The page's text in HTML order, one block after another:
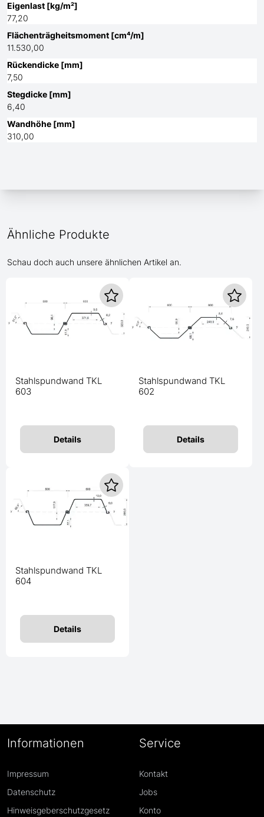
Eigenlast [kg/m²]
77,20
Flächenträgheitsmoment [cm⁴/m]
11.530,00
Rückendicke [mm]
7,50
Stegdicke [mm]
6,40
Wandhöhe [mm]
310,00
Ähnliche Produkte
Schau doch auch unsere ähnlichen Artikel an.
Stahlspundwand TKL
603
Details
Stahlspundwand TKL
602
Details
Stahlspundwand TKL
604
Details
Informationen
Impressum
Datenschutz
Hinweisgeberschutzgesetz
Service
Kontakt
Jobs
Konto